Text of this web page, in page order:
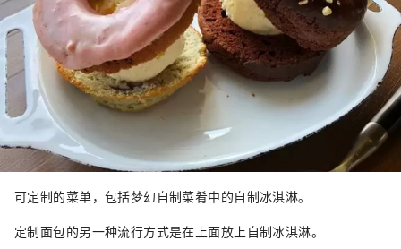
可定制的菜单，包括梦幻自制菜肴中的自制冰淇淋。
定制面包的另一种流行方式是在上面放上自制冰淇淋。